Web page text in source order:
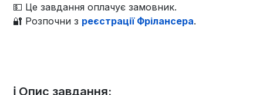
💵 Це завдання оплачує замовник.
🔐 Розпочни з реєстрації Фрілансера.
ℹ️ Опис завдання: